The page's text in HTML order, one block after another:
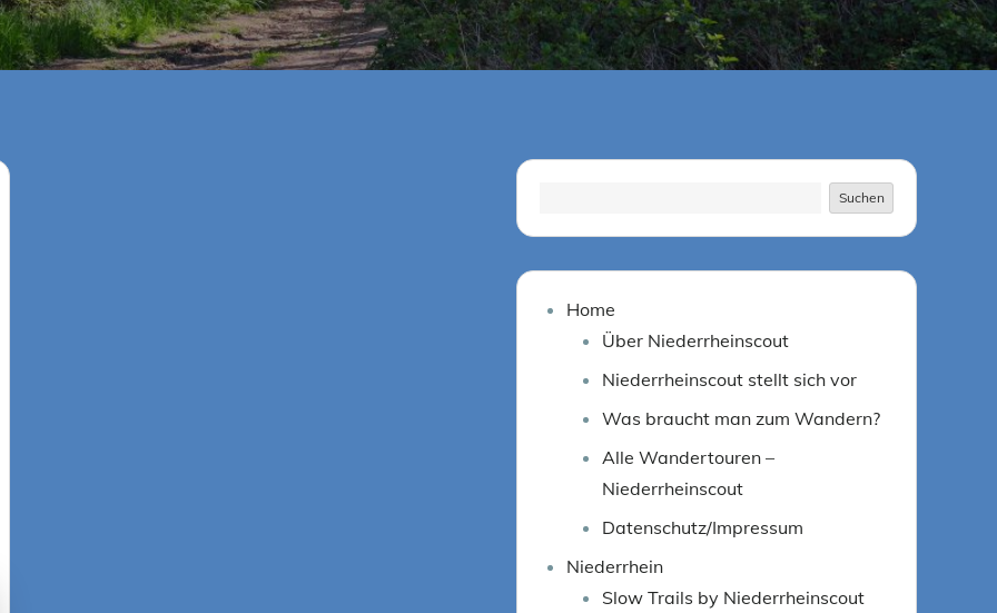
Suchen
Home
Über Niederrheinscout
Niederrheinscout stellt sich vor
Was braucht man zum Wandern?
Alle Wandertouren –
Niederrheinscout
Datenschutz/Impressum
Niederrhein
Slow Trails by Niederrheinscout